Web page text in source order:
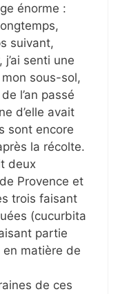
énorme :
suivant,
senti une
sous-sol,
l’an passé
d’elle avait
sont encore
la récolte.
deux
Provence et
trois faisant
(cucurbita
partie
matière de
de ces